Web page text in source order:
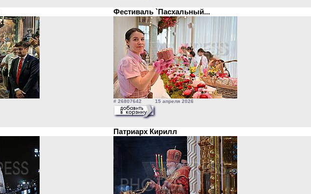
Фестиваль `Пасхальный...
# 26807642 15 апреля 2026
Патриарх Кирилл